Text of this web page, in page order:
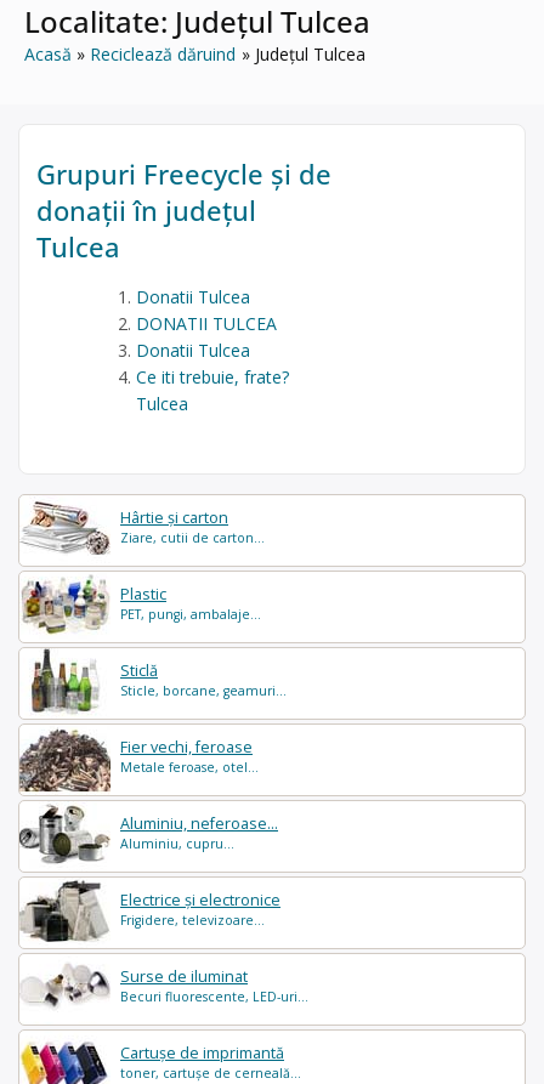
Localitate: Județul Tulcea
Acasă Reciclează dăruind Județul Tulcea
Hârtie și carton
Ziare, cutii de carton...
Plastic
PET, pungi, ambalaje...
Sticlă
Sticle, borcane, geamuri...
Fier vechi, feroase
Metale feroase, otel...
Aluminiu, neferoase...
Aluminiu, cupru...
Electrice și electronice
Frigidere, televizoare...
Surse de iluminat
Becuri fluorescente, LED-uri...
Cartușe de imprimantă
toner, cartușe de cerneală...
Grupuri Freecycle și de
donații în județul
Tulcea
Donatii Tulcea
DONATII TULCEA
Donatii Tulcea
Ce iti trebuie, frate?
Tulcea